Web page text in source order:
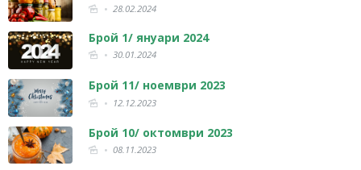
28.02.2024
Брой 1/ януари 2024
30.01.2024
Брой 11/ ноември 2023
12.12.2023
Брой 10/ октомври 2023
08.11.2023